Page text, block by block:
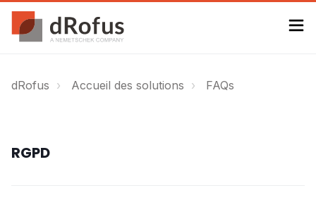
dRofus Accueil des solutions FAQs
RGPD